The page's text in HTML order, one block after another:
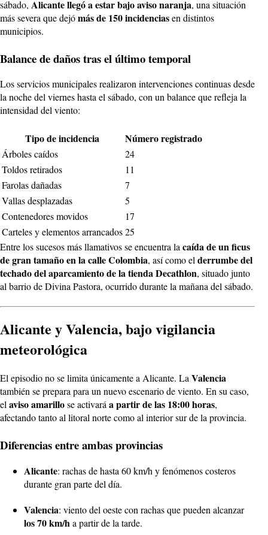
sábado, Alicante llegó a estar bajo aviso naranja, una situación
más severa que dejómás de 150 incidenciasen distintos
municipios.
Balance de daños tras el último temporal
Los servicios municipales realizaron intervenciones continuas desde
la noche del viernes hasta el sábado, con un balance que refleja la
intensidad del viento:
Tipo de incidencia Número registrado
Árboles caídos
24
Toldos retirados
11
Farolas dañadas
7
Vallas desplazadas
5
Contenedores movidos
17
Carteles y elementos arrancados25
Entre los sucesos más llamativos se encuentra la caída de un ficus
de gran tamaño en la calle Colombia, así como el derrumbe del
techado del aparcamiento de la tiendaDecathlon, situado junto
al barrio de Divina Pastora, ocurrido durante la mañana del sábado.
Alicante y Valencia, bajo vigilancia
meteorológica
El episodio no se limita únicamente a Alicante. LaValencia
también se prepara para un nuevo escenario de viento. En su caso,
elaviso amarillose activaráa partir de las 18:00 horas,
afectando tanto al litoral norte como al interior sur de la provincia.
Diferencias entre ambas provincias
Alicante: rachas de hasta 60 km/h y fenómenos costeros
durante gran parte del día.
Valencia: viento del oeste con rachas que pueden alcanzar
los 70 km/ha partir de la tarde.